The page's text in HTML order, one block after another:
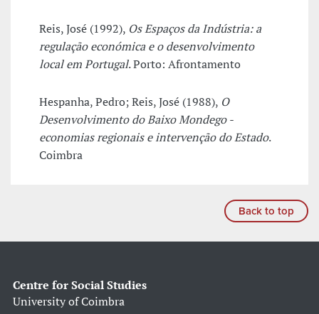
Reis, José (1992), Os Espaços da Indústria: a
regulação económica e o desenvolvimento
local em Portugal. Porto: Afrontamento
Hespanha, Pedro; Reis, José (1988), O
Desenvolvimento do Baixo Mondego -
economias regionais e intervenção do Estado.
Coimbra
Back to top
Centre for Social Studies
University of Coimbra